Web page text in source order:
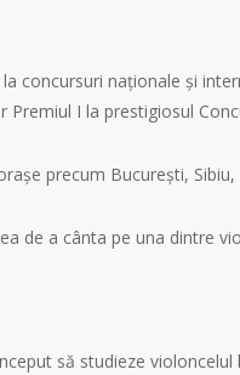
concursuri naționale și
I la prestigiosul
precum București,
de a cânta pe una dintre
să studieze